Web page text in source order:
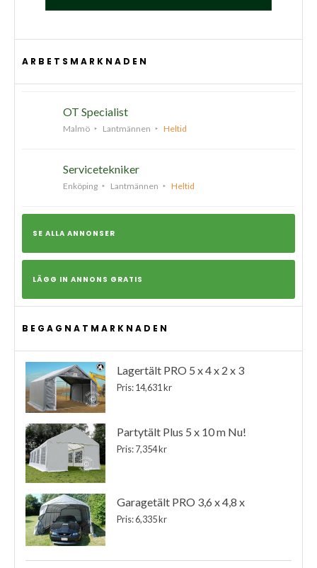
ARBETSMARKNADEN
OT Specialist
Malmö Lantmännen Heltid
Servicetekniker
Enköping Lantmännen Heltid
SE ALLA ANNONSER
LÄGG IN ANNONS GRATIS
BEGAGNATMARKNADEN
Lagertält PRO 5 x 4 x 2 x 3
Pris: 14,631 kr
Partytält Plus 5 x 10 m Nu!
Pris: 7,354 kr
Garagetält PRO 3,6 x 4,8 x
Pris: 6,335 kr